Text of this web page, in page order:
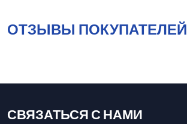
ОТЗЫВЫ ПОКУПАТЕЛЕЙ
СВЯЗАТЬСЯ С НАМИ